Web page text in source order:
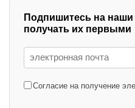
Подпишитесь на
получать их первыми
Согласие на получение